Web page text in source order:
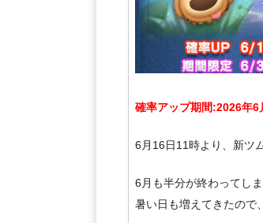
確率アップ期間:2026年
6月16日11時より、新ツ
6月も半分が終わってし
暑い日も増えてきたので